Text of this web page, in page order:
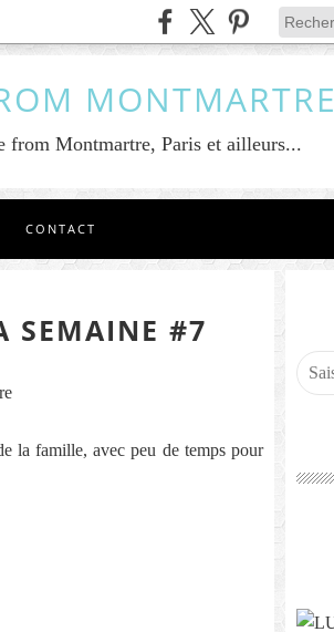
MONTMARTRE
from Montmartre, Paris et ailleurs...
CONTACT
SEMAINE #7
la famille, avec peu de temps pour